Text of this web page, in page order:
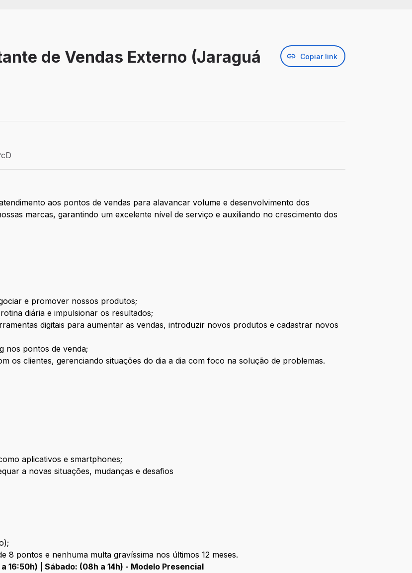
de Vendas Externo (Jaraguá
Copiar link
aos pontos de vendas para alavancar volume e desenvolvimento dos
marcas, garantindo um excelente nível de serviço e auxiliando no crescimento dos
e promover nossos produtos;
diária e impulsionar os resultados;
digitais para aumentar as vendas, introduzir novos produtos e cadastrar novos
nos pontos de venda;
os clientes, gerenciando situações do dia a dia com foco na solução de problemas.
aplicativos e smartphones;
a novas situações, mudanças e desafios
8 pontos e nenhuma multa gravíssima nos últimos 12 meses.
16:50h) | Sábado: (08h a 14h) - Modelo Presencial